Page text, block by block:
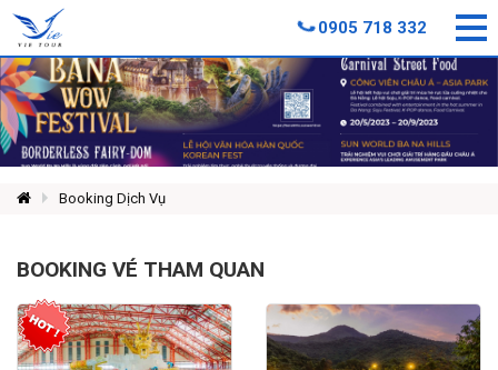
Booking Dịch Vụ
BOOKING VÉ THAM QUAN
0905 718 332